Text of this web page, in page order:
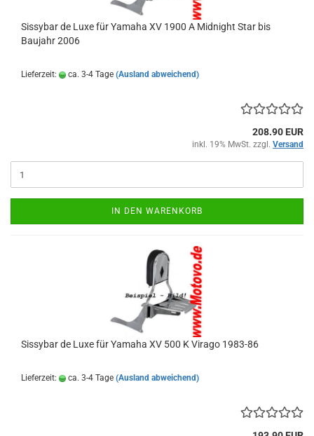
Sissybar de Luxe für Yamaha XV 1900 A Midnight Star bis
Baujahr 2006
Lieferzeit: ca. 3-4 Tage (Ausland abweichend)
208.90 EUR
inkl. 19% MwSt. zzgl. Versand
IN DEN WARENKORB
Sissybar de Luxe für Yamaha XV 500 K Virago 1983-86
Lieferzeit: ca. 3-4 Tage (Ausland abweichend)